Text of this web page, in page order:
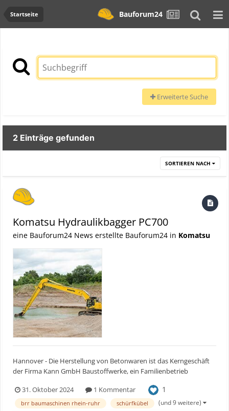
Startseite Bauforum24
Erweiterte Suche
2 Einträge gefunden
SORTIEREN NACH
Komatsu Hydraulikbagger PC700
eine Bauforum24 News erstellte Bauforum24 in Komatsu
Hannover - Die Herstellung von Betonwaren ist das Kerngeschäft
der Firma Kann GmbH Baustoffwerke, ein Familienbetrieb
der Rohstoffe, die dabei verarbeitet werden, gewinnt die Firma für
ihre Produktion selbst. 50 Prozent der an ihren S...
31. Oktober 2024 1 Kommentar 1
brr baumaschinen rhein-ruhr schürfkübel (und 9 weitere)